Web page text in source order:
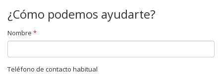
¿Cómo podemos ayudarte?
Nombre *
Teléfono de contacto habitual